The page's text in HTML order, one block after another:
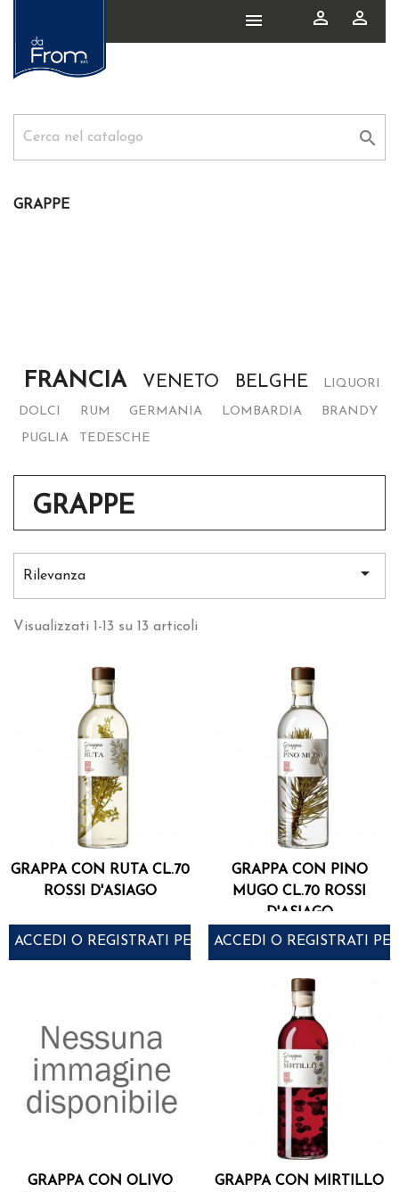
  

GRAPPE
FRANCIA VENETO BELGHE LIQUORI
DOLCI RUM GERMANIA LOMBARDIA
BRANDY
PUGLIA
TEDESCHE
GRAPPE
Rilevanza 
Visualizzati 1-13 su 13 articoli
GRAPPA CON RUTA CL.70
ROSSI D'ASIAGO
ACCEDI O REGISTRATI PER ACQUISTARE
GRAPPA CON PINO
MUGO CL.70 ROSSI
D'ASIAGO
ACCEDI O REGISTRATI
GRAPPA CON OLIVO
GRAPPA CON MIRTILLO